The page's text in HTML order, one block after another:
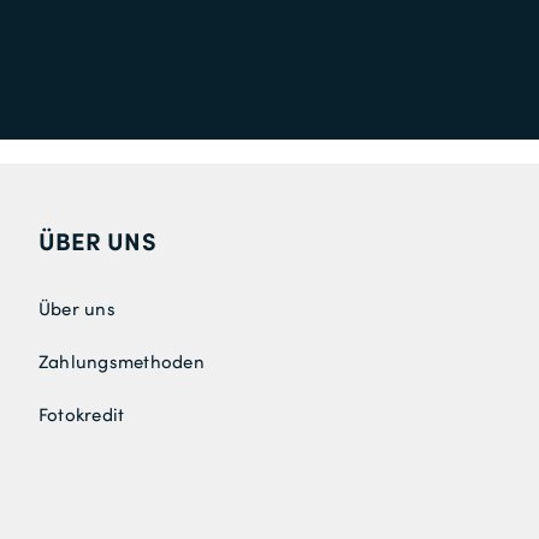
ÜBER UNS
Über uns
Zahlungsmethoden
Fotokredit